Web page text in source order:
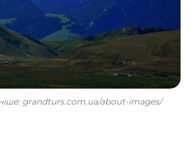
grandturs.com.ua/about-images/